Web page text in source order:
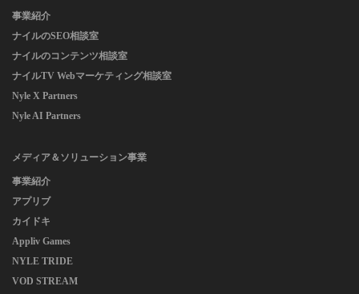
事業紹介
ナイルのSEO相談室
ナイルのコンテンツ相談室
ナイルTV Webマーケティング相談室
Nyle X Partners
Nyle AI Partners
メディア＆ソリューション事業
事業紹介
アプリブ
カイドキ
Appliv Games
NYLE TRIDE
VOD STREAM